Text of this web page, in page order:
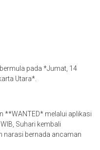
pada *Jumat, 14
Utara*.
**WANTED* melalui aplikasi
Suhari kembali
bernada ancaman